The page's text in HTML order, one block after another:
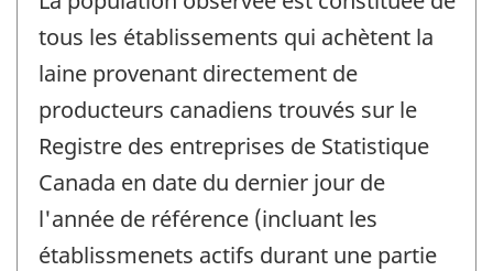
tous les établissements qui achètent la
laine provenant directement de
producteurs canadiens trouvés sur le
Registre des entreprises de Statistique
Canada en date du dernier jour de
l'année de référence (incluant les
établissmenets actifs durant une partie